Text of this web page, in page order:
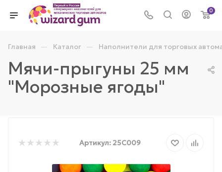
0
Главная — Каталог — Наполнители для торговых
Мячи-прыгуны 25 мм
"Морозные ягоды"
Артикул: 25C009